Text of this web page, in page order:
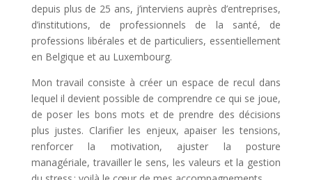
depuis plus de 25 ans, j’interviens auprès d’entreprises,
d’institutions, de professionnels de la santé, de
professions libérales et de particuliers, essentiellement
en Belgique et au Luxembourg.
Mon travail consiste à créer un espace de recul dans
lequel il devient possible de comprendre ce qui se joue,
de poser les bons mots et de prendre des décisions
plus justes. Clarifier les enjeux, apaiser les tensions,
renforcer la motivation, ajuster la posture
managériale, travailler le sens, les valeurs et la gestion